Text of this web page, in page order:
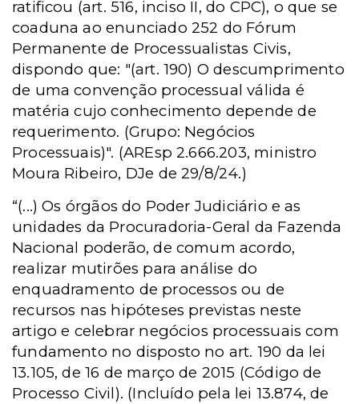
ratificou (art. 516, inciso II, do CPC), o que se
coaduna ao enunciado 252 do Fórum
Permanente de Processualistas Civis,
dispondo que: "(art. 190) O descumprimento
de uma convenção processual válida é
matéria cujo conhecimento depende de
requerimento. (Grupo: Negócios
Processuais)". (AREsp 2.666.203, ministro
Moura Ribeiro, DJe de 29/8/24.)
“(...) Os órgãos do Poder Judiciário e as
unidades da Procuradoria-Geral da Fazenda
Nacional poderão, de comum acordo,
realizar mutirões para análise do
enquadramento de processos ou de
recursos nas hipóteses previstas neste
artigo e celebrar negócios processuais com
fundamento no disposto no art. 190 da lei
13.105, de 16 de março de 2015 (Código de
Processo Civil). (Incluído pela lei 13.874, de